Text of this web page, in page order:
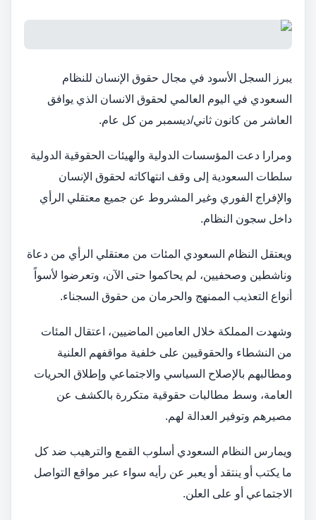
يبرز السجل الأسود في مجال حقوق الإنسان للنظام
السعودي في اليوم العالمي لحقوق الانسان الذي يوافق
العاشر من كانون ثاني/ديسمبر من كل عام.
ومرارا دعت المؤسسات الدولية والهيئات الحقوقية الدولية
سلطات السعودية إلى وقف انتهاكاته لحقوق الإنسان
والإفراج الفوري وغير المشروط عن جميع معتقلي الرأي
داخل سجون النظام.
ويعتقل النظام السعودي المئات من معتقلي الرأي من دعاة
وناشطين وصحفيين، لم يحاكموا حتى الآن، وتعرضوا لأسواً
أنواع التعذيب الممنهج والحرمان من حقوق السجناء.
وشهدت المملكة خلال العامين الماضيين، اعتقال المئات
من النشطاء والحقوقيين على خلفية مواقفهم العلنية
ومطالبهم بالإصلاح السياسي والاجتماعي وإطلاق الحريات
العامة، وسط مطالبات حقوقية متكررة بالكشف عن
مصيرهم وتوفير العدالة لهم.
ويمارس النظام السعودي أسلوب القمع والترهيب ضد كل
ما يكتب أو ينتقد أو يعبر عن رأيه سواء عبر مواقع التواصل
الاجتماعي أو على العلن.